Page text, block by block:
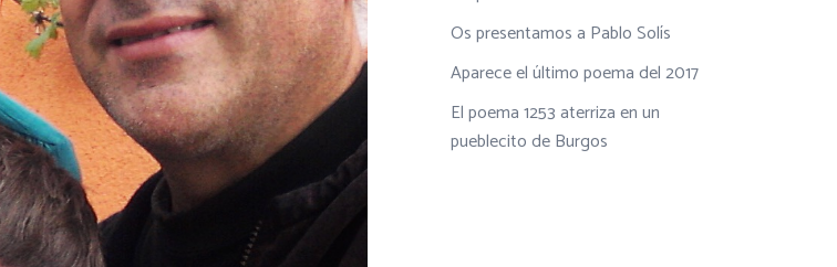
Os presentamos a Pablo Solís
Aparece el último poema del 2017
El poema 1253 aterriza en un
pueblecito de Burgos